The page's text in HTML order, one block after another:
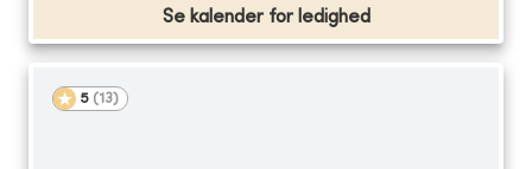
Se kalender for ledighed
5 (13)